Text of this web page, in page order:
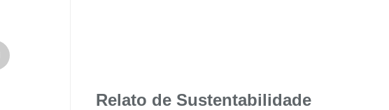
Relato de Sustentabilidade